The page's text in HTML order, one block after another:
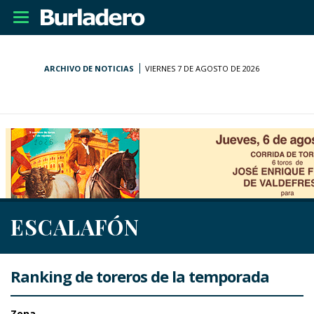
Desplegar
navegación
ARCHIVO DE NOTICIAS VIERNES 7 DE AGOSTO DE 2026
ESCALAFÓN
Ranking de toreros de la temporada